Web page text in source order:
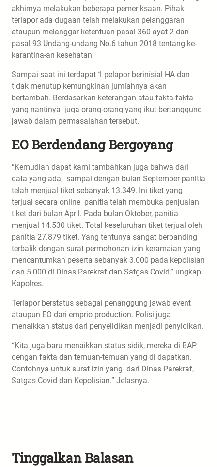
akhirnya melakukan beberapa pemeriksaan. Pihak
terlapor ada dugaan telah melakukan pelanggaran
ataupun melanggar ketentuan pasal 360 ayat 2 dan
pasal 93 Undang-undang No.6 tahun 2018 tentang ke-
karantina-an kesehatan.
Sampai saat ini terdapat 1 pelapor berinisial HA dan
tidak menutup kemungkinan jumlahnya akan
bertambah. Berdasarkan keterangan atau fakta-fakta
yang nantinya juga orang-orang yang ikut bertanggung
jawab dalam permasalahan tersebut.
EO Berdendang Bergoyang
“Kemudian dapat kami tambahkan juga bahwa dari
data yang ada, sampai dengan bulan September panitia
telah menjual tiket sebanyak 13.349. Ini tiket yang
terjual secara online panitia telah membuka penjualan
tiket dari bulan April. Pada bulan Oktober, panitia
menjual 14.530 tiket. Total keseluruhan tiket terjual oleh
panitia 27.879 tiket. Yang tentunya sangat berbanding
terbalik dengan surat permohonan izin keramaian yang
mencantumkan peserta sebanyak 3.000 pada kepolisian
dan 5.000 di Dinas Parekraf dan Satgas Covid,” ungkap
Kapolres.
Terlapor berstatus sebagai penanggung jawab event
ataupun EO dari emprio production. Polisi juga
menaikkan status dari penyelidikan menjadi penyidikan.
“Kita juga baru menaikkan status sidik, mereka di BAP
dengan fakta dan temuan-temuan yang di dapatkan.
Contohnya untuk surat izin yang dari Dinas Parekraf,
Satgas Covid dan Kepolisian.” Jelasnya.
Tinggalkan Balasan